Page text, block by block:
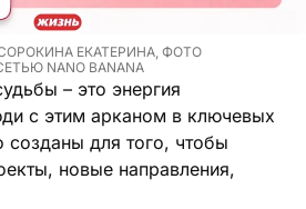
ЕКАТЕРИНА, ФОТО
NANO BANANA
– это энергия
с этим арканом в ключевых
созданы для того, чтобы
новые направления,